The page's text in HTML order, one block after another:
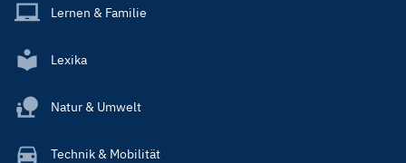
Lernen & Familie
Lexika
Natur & Umwelt
Technik & Mobilität